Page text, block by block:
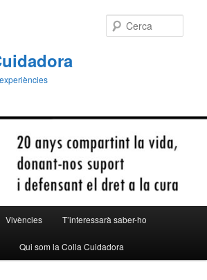
Vivències T’interessarà saber-ho
Qui som la Colla Cuidadora